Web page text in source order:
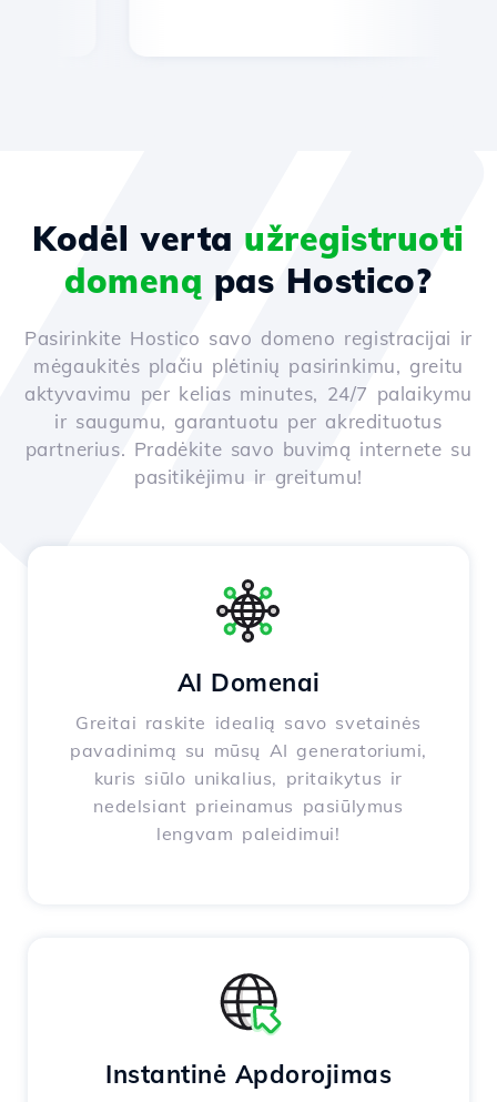
Kodėl verta užregistruoti
domeną pas Hostico?
Pasirinkite Hostico savo domeno registracijai ir
mėgaukitės plačiu plėtinių pasirinkimu, greitu
aktyvavimu per kelias minutes, 24/7 palaikymu
ir saugumu, garantuotu per akredituotus
partnerius. Pradėkite savo buvimą internete su
pasitikėjimu ir greitumu!
AI Domenai
Greitai raskite idealią savo svetainės
pavadinimą su mūsų AI generatoriumi,
kuris siūlo unikalius, pritaikytus ir
nedelsiant prieinamus pasiūlymus
lengvam paleidimui!
Instantinė Apdorojimas